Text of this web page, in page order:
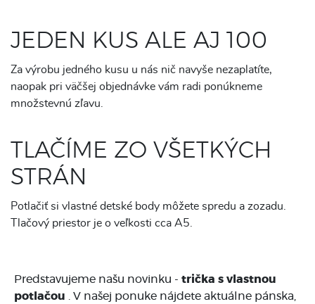
JEDEN KUS ALE AJ 100
Za výrobu jedného kusu u nás nič navyše nezaplatíte,
naopak pri väčšej objednávke vám radi ponúkneme
množstevnú zľavu.
TLAČÍME ZO VŠETKÝCH
STRÁN
Potlačiť si vlastné detské body môžete spredu a zozadu.
Tlačový priestor je o veľkosti cca A5.
Predstavujeme našu novinku - trička s vlastnou
potlačou
. V našej ponuke nájdete aktuálne pánska,